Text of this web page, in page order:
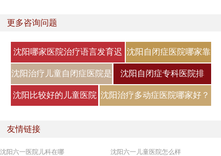
更多咨询问题
沈阳哪家医院治疗语言发育迟
缓好
沈阳自闭症医院哪家靠
谱？自闭症
沈阳治疗儿童自闭症医院是
哪家？
沈阳自闭症专科医院排
名，自闭症
沈阳比较好的儿童医院 沈阳治疗多动症医院哪家好？
友情链接
沈阳六一医院儿科在哪 沈阳六一儿童医院怎么样